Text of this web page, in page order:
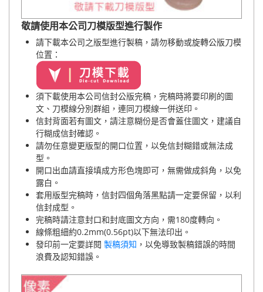
敬請使用本公司刀模版型進行製作
請下載本公司之版型進行製稿 ，請勿移動或旋轉公版刀模
位置 ：
須下載使用本公司信封公版完稿，完稿時將要印刷的圖
文、刀模線分別群組，連同刀模線一併送印。
信封背面若有圖文，請注意糊份是否會蓋住圖文，建議自
行糊成信封確認。
請勿任意變更版型的開口位置，以免信封糊錯或無法成
型。
開口出血請直接填成方形色塊即可，無需做成斜角，以免
露白。
套用版型完稿時，信封四個角落黑點請一定要保留，以利
信封成型。
完稿時請注意封口和封底圖文方向，需180度轉向。
線條粗細約0.2mm(0.56pt)以下無法印出。
發印前一定要詳閱 製稿須知 ，以免導致製稿錯誤的時間
浪費及認知錯誤。